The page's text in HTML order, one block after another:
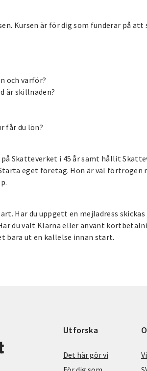
Kursen är för dig som funderar på
och varför?
är skillnaden?
får du lön?
Skatteverket i 45 år samt hållit
eget företag. Hon är väl förtrogen
Har du uppgett en mejladress
du valt Klarna eller använt
bara ut en kallelse innan start.
Utforska
Det här gör vi